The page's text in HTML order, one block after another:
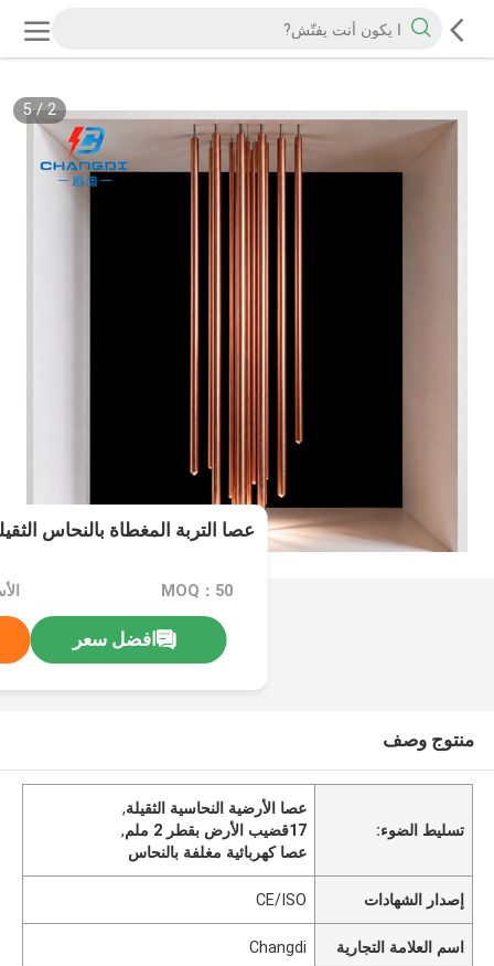
2
/
5
عصا التربة المغطاة بالنحاس الثقيلة 17.2 ملم
MOQ：50
افضل سعر
منتوج وصف
تسليط الضوء:
عصا الأرضية النحاسية الثقيلة,
17قضيب الأرض بقطر 2 ملم
,
عصا كهربائية مغلفة بالنحاس
إصدار الشهادات CE/ISO
اسم العلامة التجارية Changdi